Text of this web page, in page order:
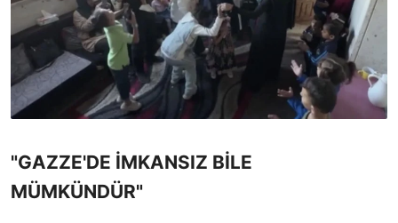
"GAZZE'DE İMKANSIZ BİLE
MÜMKÜNDÜR"